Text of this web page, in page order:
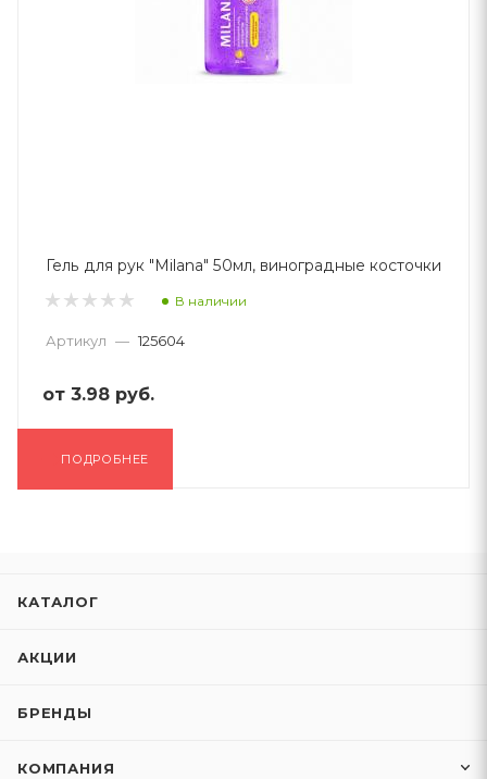
Гель для рук "Milana" 50мл, виноградные косточки
В наличии
Артикул — 125604
от 3.98 руб.
ПОДРОБНЕЕ
КАТАЛОГ
АКЦИИ
БРЕНДЫ
КОМПАНИЯ